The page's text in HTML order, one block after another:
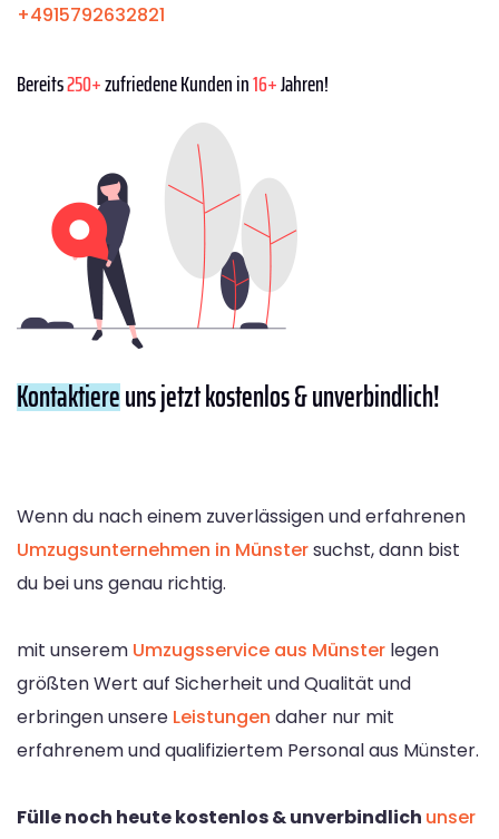
+4915792632821
Bereits250+zufriedene Kunden in16+Jahren!
Kontaktiereuns jetzt kostenlos & unverbindlich!
Wenn du nach einem zuverlässigen und erfahrenen
Umzugsunternehmen in Münstersuchst, dann bist
du bei uns genau richtig.
mit unserem Umzugsservice aus Münster legen
größten Wert auf Sicherheit und Qualität und
erbringen unsere Leistungen daher nur mit
erfahrenem und qualifiziertem Personal aus Münster.
Fülle noch heute kostenlos & unverbindlich unser